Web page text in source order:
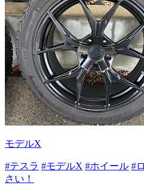
モデルX
#テスラ #モデルX #ホイール #
さい！